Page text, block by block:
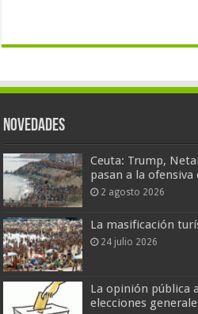
Novedades
Ceuta: Trump,
pasan a la ofensiva
2 agosto 2026
La masificación
24 julio 2026
La opinión pública
elecciones